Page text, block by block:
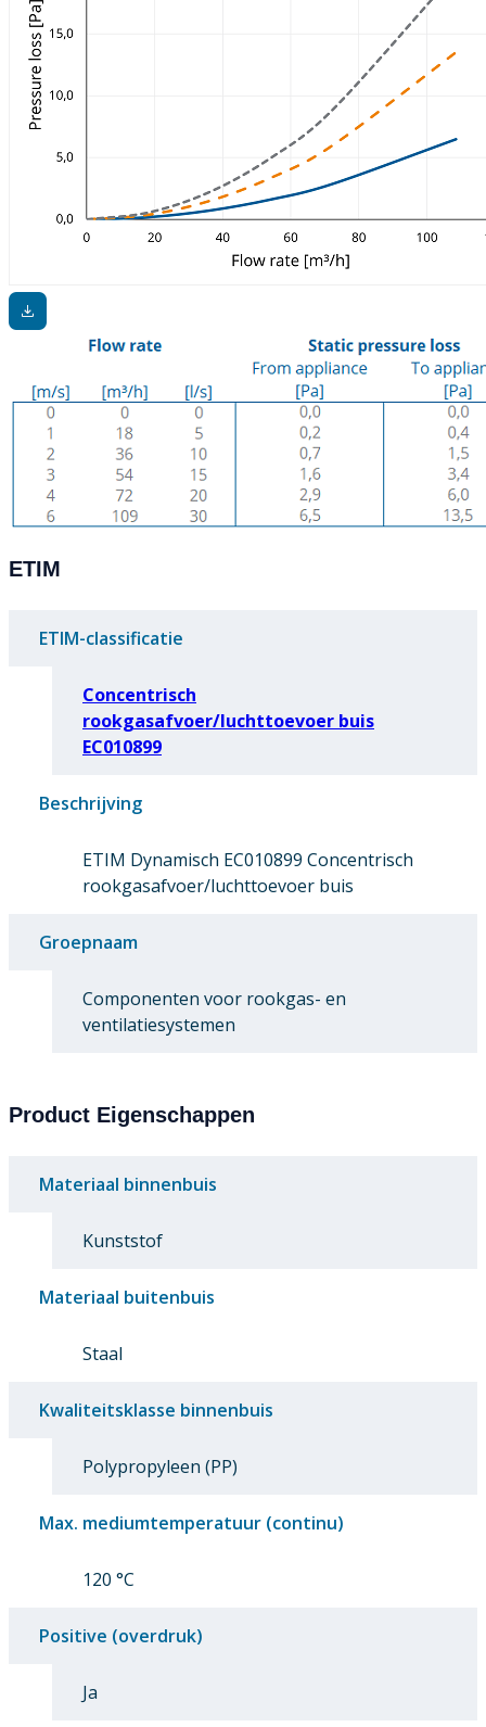
ETIM
ETIM-classificatie
Concentrisch
rookgasafvoer/luchttoevoer buis
EC010899
Beschrijving
ETIM Dynamisch EC010899 Concentrisch
rookgasafvoer/luchttoevoer buis
Groepnaam
Componenten voor rookgas- en
ventilatiesystemen
Product Eigenschappen
Materiaal binnenbuis
Kunststof
Materiaal buitenbuis
Staal
Kwaliteitsklasse binnenbuis
Polypropyleen (PP)
Max. mediumtemperatuur (continu)
120 °C
Positive (overdruk)
Ja